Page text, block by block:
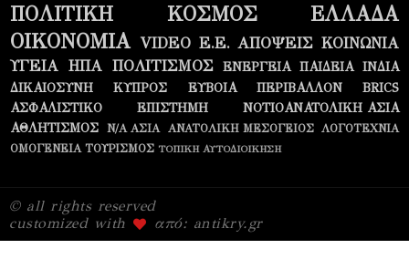
ΠΟΛΙΤΙΚΗ ΚΟΣΜΟΣ
ΕΛΛΑΔΑ
ΟΙΚΟΝΟΜΙΑ VIDEO Ε.Ε. ΑΠΟΨΕΙΣ ΚΟΙΝΩΝΙΑ
ΥΓΕΙΑ ΗΠΑ ΠΟΛΙΤΙΣΜΟΣ ΕΝΕΡΓΕΙΑ ΠΑΙΔΕΙΑ ΙΝΔΙΑ
ΔΙΚΑΙΟΣΥΝΗ
ΚΥΠΡΟΣ ΕΥΒΟΙΑ ΠΕΡΙΒΑΛΛΟΝ
BRICS
ΑΣΦΑΛΙΣΤΙΚΟ
ΕΠΙΣΤΗΜΗ
ΝΟΤΙΟΑΝΑΤΟΛΙΚΗ ΑΣΙΑ
ΑΘΛΗΤΙΣΜΟΣ
Ν/Α ΑΣΙΑ ΑΝΑΤΟΛΙΚΗ ΜΕΣΟΓΕΙΟΣ
ΛΟΓΟΤΕΧΝΙΑ
ΟΜΟΓΕΝΕΙΑ ΤΟΥΡΙΣΜΟΣ ΤΟΠΙΚΗ ΑΥΤΟΔΙΟΙΚΗΣΗ
© all rights reserved
customized with
από: antikry.gr